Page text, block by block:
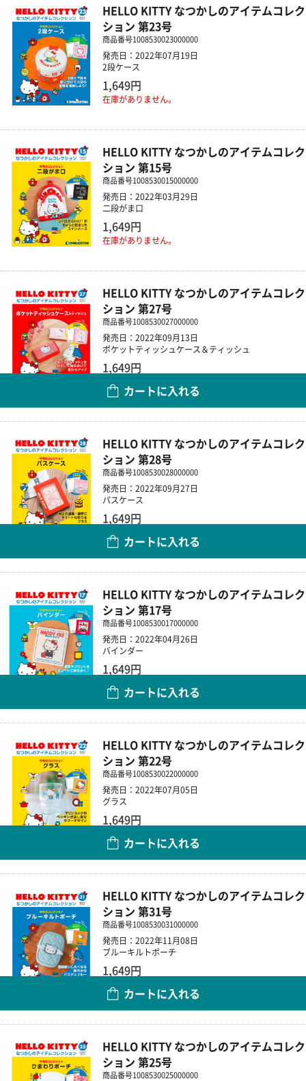
HELLO KITTY なつかしのアイテムコレク
ション 第23号
商品番号1008530023000000
発売日：2022年07月19日
2段ケース
1,649円
在庫がありません。
HELLO KITTY なつかしのアイテムコレク
ション 第15号
商品番号1008530015000000
発売日：2022年03月29日
二段がま口
1,649円
在庫がありません。
HELLO KITTY なつかしのアイテムコレク
ション 第27号
商品番号1008530027000000
発売日：2022年09月13日
ポケットティッシュケース＆ティッシュ
1,649円
カートに入れる
HELLO KITTY なつかしのアイテムコレク
ション 第28号
商品番号1008530028000000
発売日：2022年09月27日
パスケース
1,649円
カートに入れる
HELLO KITTY なつかしのアイテムコレク
ション 第17号
商品番号1008530017000000
発売日：2022年04月26日
バインダー
1,649円
カートに入れる
HELLO KITTY なつかしのアイテムコレク
ション 第22号
商品番号1008530022000000
発売日：2022年07月05日
グラス
1,649円
カートに入れる
HELLO KITTY なつかしのアイテムコレク
ション 第31号
商品番号1008530031000000
発売日：2022年11月08日
ブルーキルトポーチ
1,649円
カートに入れる
HELLO KITTY なつかしのアイテムコレク
ション 第25号
商品番号1008530025000000